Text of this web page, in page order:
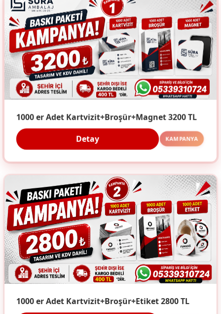
1000 er Adet Kartvizit+Broşür+Magnet 3200 TL
Detay KAMPANYA
1000 er Adet Kartvizit+Broşür+Etiket 2800 TL